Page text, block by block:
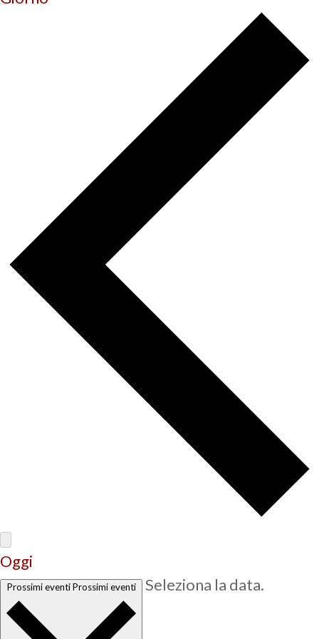
Oggi
Prossimi eventiProssimi eventi Seleziona la data.